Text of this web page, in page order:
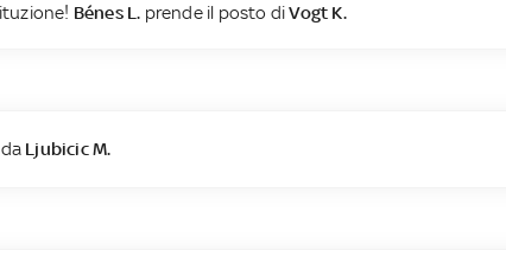
Bénes L. prende il posto diVogt K.
Ljubicic M.